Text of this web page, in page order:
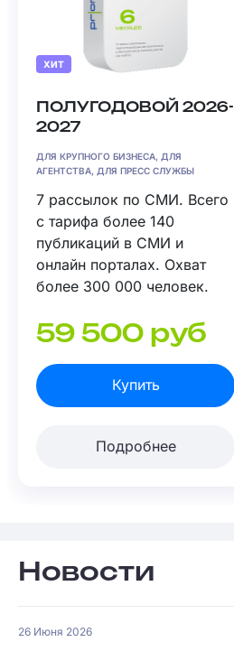
ХИТ
ПОЛУГОДОВОЙ 2026-
2027
ДЛЯ КРУПНОГО БИЗНЕСА, ДЛЯ
АГЕНТСТВА, ДЛЯ ПРЕСС СЛУЖБЫ
7 рассылок по СМИ. Всего
с тарифа более 140
публикаций в СМИ и
онлайн порталах. Охват
более 300 000 человек.
59 500 руб
Купить
Подробнее
Новости
26 Июня 2026